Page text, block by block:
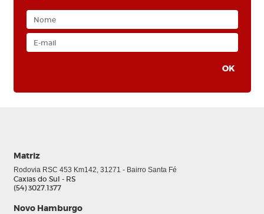
Matriz
Rodovia RSC 453 Km142, 31271 - Bairro Santa Fé
Caxias do Sul - RS
(54) 3027.1377
Novo Hamburgo